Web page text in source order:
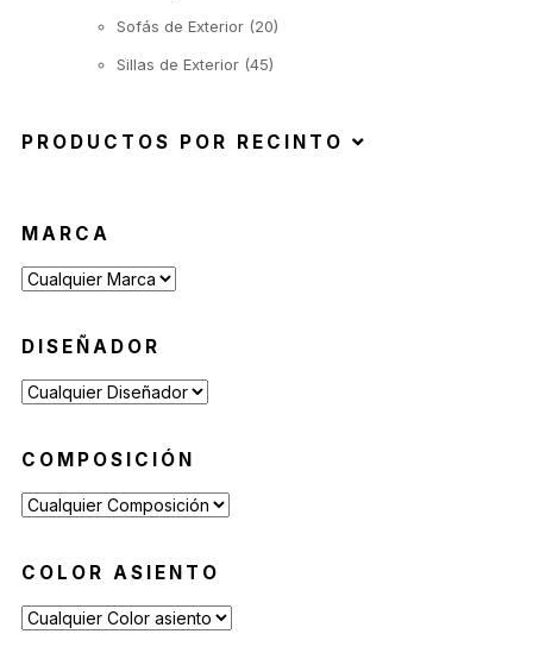
Sofás de Exterior (20)
Sillas de Exterior (45)
Sillas de Exterior sin Apoyabrazos
Reposeras
Mesas Altas
Sofás de Espera
Sillas de Espera
Bancas de Espera
PRODUCTOS POR RECINTO
MARCA
DISEÑADOR
COMPOSICIÓN
COLOR ASIENTO